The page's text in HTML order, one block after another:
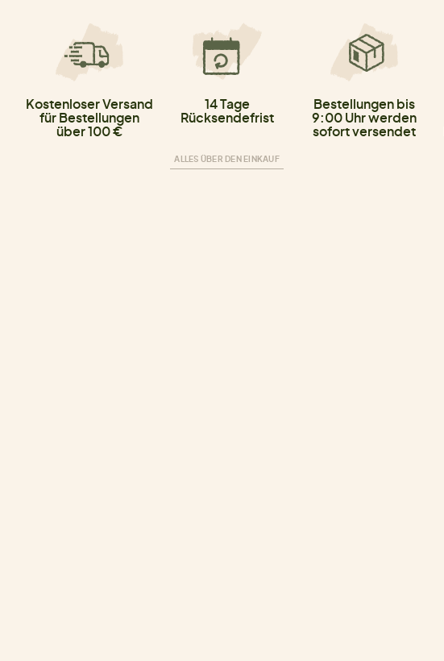
Kostenloser Versand
für Bestellungen
über 100 €
14 Tage
Rücksendefrist
ALLES ÜBER DEN EINKAUF
Bestellungen bis
9:00 Uhr werden
sofort versendet